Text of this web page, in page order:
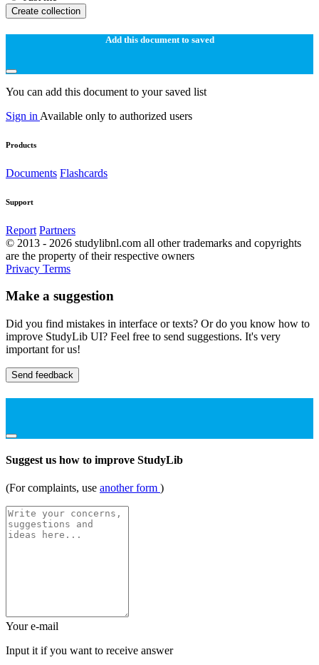
Create collection
Add this document to saved
You can add this document to your saved list
Sign in Available only to authorized users
Products
Documents Flashcards
Support
Report Partners
© 2013 - 2026 studylibnl.com all other trademarks and copyrights
are the property of their respective owners
Privacy Terms
Make a suggestion
Did you find mistakes in interface or texts? Or do you know how to
improve StudyLib UI? Feel free to send suggestions. It's very
important for us!
Send feedback
Suggest us how to improve StudyLib
(For complaints, use another form )
Your e-mail
Input it if you want to receive answer